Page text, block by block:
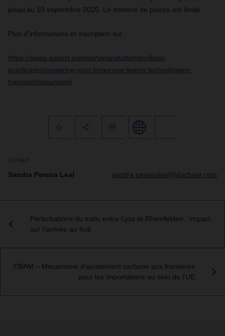
jusqu’au 10 septembre 2025. Le nombre de places est limité.
Plus d’informations et inscription sur :
https://swiss-export.com/de/veranstaltungen/best-
practice/empowering-your-tomorrow-teams-technologien-
transportloesungen/
Contact
Sandra Pereira Leal sandra.pereiraleal@dachser.com
Perturbations du trafic entre Lyss et Rheinfelden : impact
sur l’arrivée au hub
CBAM – Mécanisme d’ajustement carbone aux frontières
pour les importations au sein de l’UE